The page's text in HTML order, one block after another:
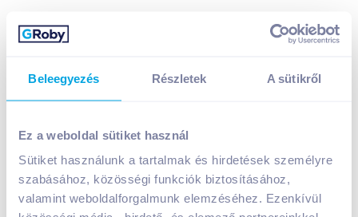
Beleegyezés Részletek A sütikről
Ez a weboldal sütiket használ
Sütiket használunk a tartalmak és hirdetések személyre
szabásához, közösségi funkciók biztosításához,
valamint weboldalforgalmunk elemzéséhez. Ezenkívül
Falusi UHT tartós tej 1 l 1,5%